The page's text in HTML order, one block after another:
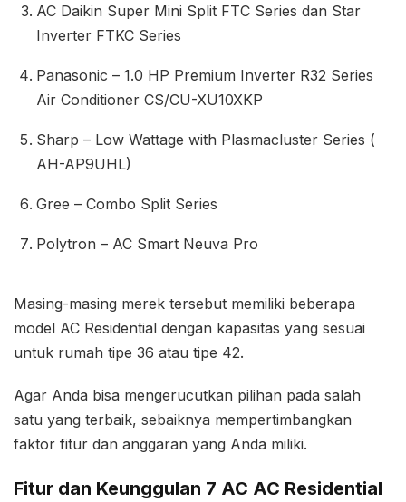
AC Daikin Super Mini Split FTC Series dan Star
Inverter FTKC Series
Panasonic – 1.0 HP Premium Inverter R32 Series
Air Conditioner CS/CU-XU10XKP
Sharp – Low Wattage with Plasmacluster Series (
AH-AP9UHL)
Gree – Combo Split Series
Polytron – AC Smart Neuva Pro
Masing-masing merek tersebut memiliki beberapa
model AC Residential dengan kapasitas yang sesuai
untuk rumah tipe 36 atau tipe 42.
Agar Anda bisa mengerucutkan pilihan pada salah
satu yang terbaik, sebaiknya mempertimbangkan
faktor fitur dan anggaran yang Anda miliki.
Fitur dan Keunggulan 7 AC AC Residential